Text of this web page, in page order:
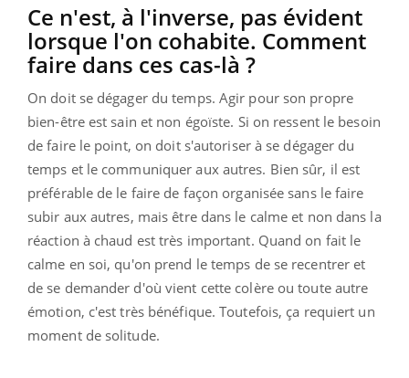
Ce n'est, à l'inverse, pas évident
lorsque l'on cohabite. Comment
faire dans ces cas-là ?
On doit se dégager du temps. Agir pour son propre
bien-être est sain et non égoïste. Si on ressent le besoin
de faire le point, on doit s'autoriser à se dégager du
temps et le communiquer aux autres. Bien sûr, il est
préférable de le faire de façon organisée sans le faire
subir aux autres, mais être dans le calme et non dans la
réaction à chaud est très important. Quand on fait le
calme en soi, qu'on prend le temps de se recentrer et
de se demander d'où vient cette colère ou toute autre
émotion, c'est très bénéfique. Toutefois, ça requiert un
moment de solitude.